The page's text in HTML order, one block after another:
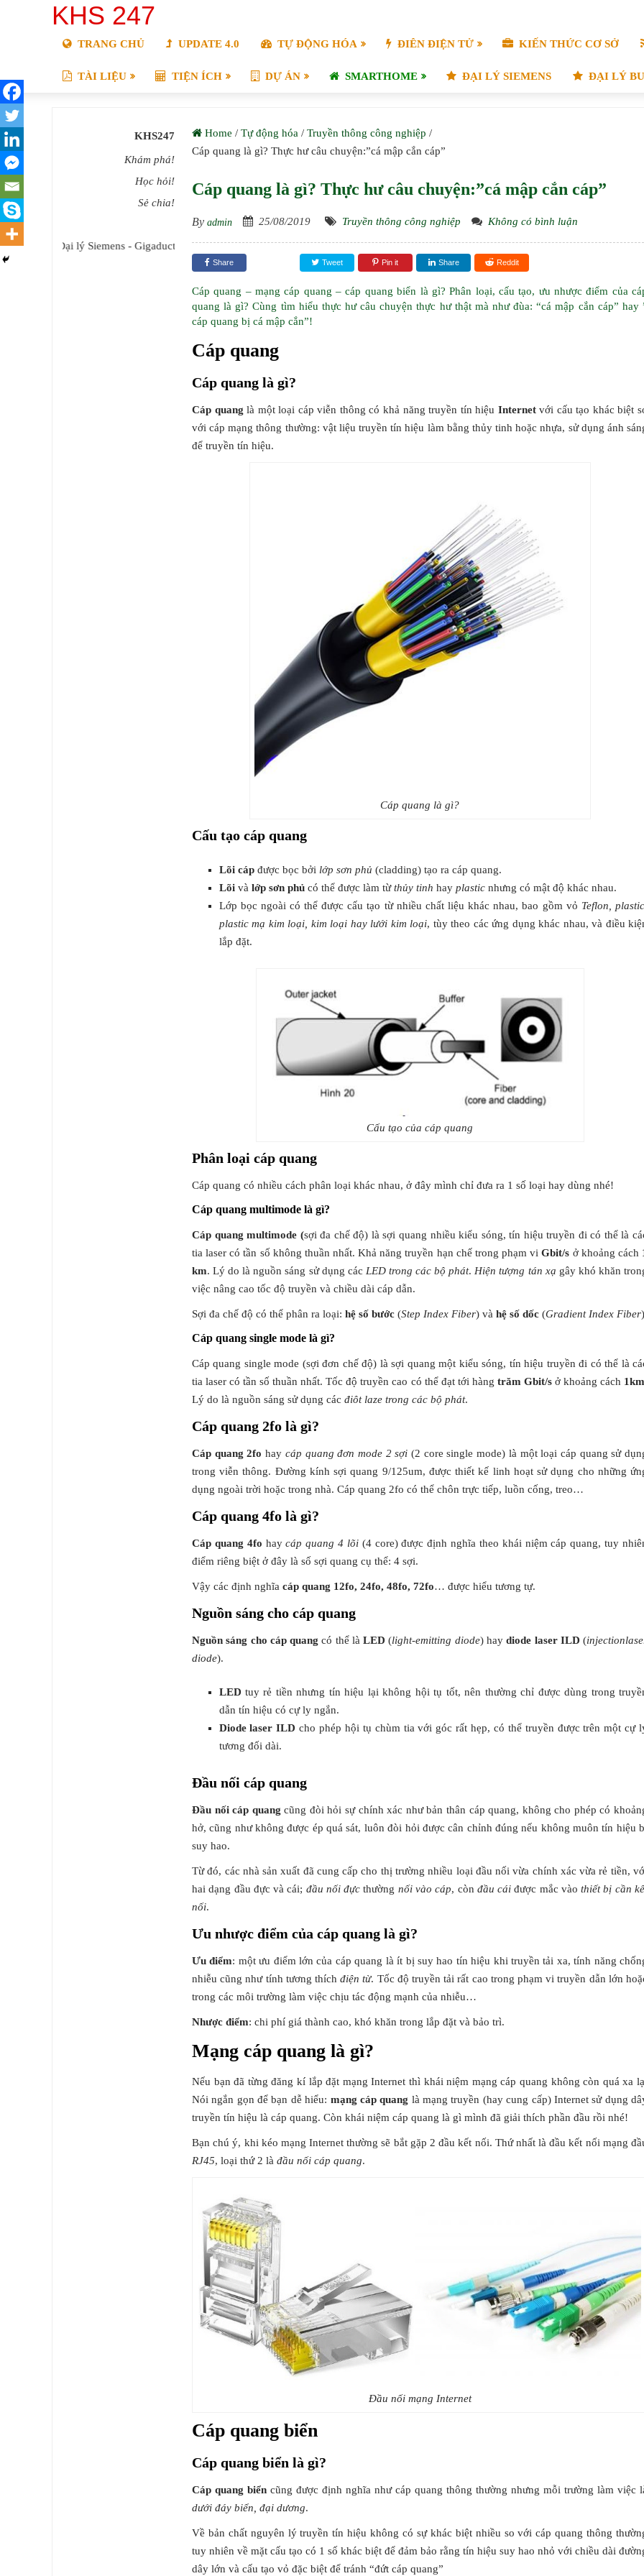
KHS 247
TRANG CHỦ UPDATE 4.0 TỰ ĐỘNG HÓA ĐIÊN ĐIỆN TỬ KIẾN THỨC CƠ SỞ
TÀI LIỆU TIỆN ÍCH DỰ ÁN SMARTHOME ĐẠI LÝ SIEMENS ĐẠI LÝ
KHS247
Khám phá!
Học hỏi!
Sẻ chia!
Đại lý Siemens - Gigaduct
Home / Tự động hóa / Truyền thông công nghiệp /
Cáp quang là gì? Thực hư câu chuyện:”cá mập cắn cáp”
Cáp quang là gì? Thực hư câu chuyện:”cá mập cắn cáp”
By admin 25/08/2019 Truyền thông công nghiệp Không có bình luận
Share Tweet Pin it Share Reddit
Cáp quang – mạng cáp quang – cáp quang biển là gì? Phân loại, cấu tạo, ưu nhược điểm của
quang là gì? Cùng tìm hiểu thực hư câu chuyện thực hư thật mà như đùa: “cá mập cắn cáp” hay
cáp quang bị cá mập cắn”!
Cáp quang
Cáp quang là gì?
Cáp quang là một loại cáp viễn thông có khả năng truyền tín hiệu Internetvới cấu tạo khác biệt
với cáp mạng thông thường: vật liệu truyền tín hiệu làm bằng thủy tinh hoặc nhựa, sử dụng ánh
để truyền tín hiệu.
Cáp quang là gì?
Cấu tạo cáp quang
Lõi cápđược bọc bởi lớp sơn phủ (cladding) tạo ra cáp quang.
Lõivà lớp sơn phủcó thể được làm từthủy tinh hay plasticnhưng có mật độ khác nhau.
Lớp bọc ngoài có thể được cấu tạo từ nhiều chất liệu khác nhau, bao gồm vỏ Teflon,
plastic mạ kim loại, kim loại hay lưới kim loại, tùy theo các ứng dụng khác nhau, và điều
lắp đặt.
Cấu tạo của cáp quang
Phân loại cáp quang
Cáp quang có nhiều cách phân loại khác nhau, ở đây mình chỉ đưa ra 1 số loại hay dùng nhé!
Cáp quang multimode là gì?
Cáp quang multimode (sợi đa chế độ) là sợi quang nhiều kiểu sóng, tín hiệu truyền đi có thể là
tia laser có tần số không thuần nhất. Khả năng truyền hạn chế trong phạm viGbit/s ở khoảng cách
km. Lý do là nguồn sáng sử dụng các LED trong các bộ phát. Hiện tượng tán xạ gây khó khăn
việc nâng cao tốc độ truyền và chiều dài cáp dẫn.
Sợi đa chế độ có thể phân ra loại: hệ số bước (Step Index Fiber) và hệ số dốc (Gradient Index Fiber)
Cáp quang single mode là gì?
Cáp quang single mode (sợi đơn chế độ) là sợi quang một kiểu sóng, tín hiệu truyền đi có thể là
tia laser có tần số thuần nhất. Tốc độ truyền cao có thể đạt tới hàng trăm Gbit/sở khoảng cách
Lý do là nguồn sáng sử dụng các điôt laze trong các bộ phát.
Cáp quang 2fo là gì?
Cáp quang 2fo hay cáp quang đơn mode 2 sợi (2 core single mode) là một loại cáp quang sử
trong viễn thông. Đường kính sợi quang 9/125um, được thiết kế linh hoạt sử dụng cho những
dụng ngoài trời hoặc trong nhà. Cáp quang 2fo có thể chôn trực tiếp, luồn cống, treo…
Cáp quang 4fo là gì?
Cáp quang 4fo haycáp quang 4 lõi(4 core) được định nghĩa theo khái niệm cáp quang, tuy
điểm riêng biệt ở đây là số sợi quang cụ thể: 4 sợi.
Vậy các định nghĩa cáp quang 12fo, 24fo, 48fo, 72fo… được hiểu tương tự.
Nguồn sáng cho cáp quang
Nguồn sáng cho cáp quangcó thể làLED (light-emitting diode) haydiode laser ILD (
diode).
LED tuy rẻ tiền nhưng tín hiệu lại không hội tụ tốt, nên thường chỉ được dùng trong
dẫn tín hiệu có cự ly ngắn.
Diode laser ILD cho phép hội tụ chùm tia với góc rất hẹp, có thể truyền được trên một cự
tương đối dài.
Đầu nối cáp quang
Đầu nối cáp quang cũng đòi hỏi sự chính xác như bản thân cáp quang, không cho phép có
hở, cũng như không được ép quá sát, luôn đòi hỏi được cân chỉnh đúng nếu không muôn tín hiệu
suy hao.
Từ đó, các nhà sản xuất đã cung cấp cho thị trường nhiều loại đầu nối vừa chính xác vừa rẻ tiền,
hai dạng đầu đực và cái; đầu nối đực thường nối vào cáp, còn đầu cái được mắc vàothiết bị cần
nối.
Ưu nhược điểm của cáp quang là gì?
Ưu điểm: một ưu điểm lớn của cáp quang là ít bị suy hao tín hiệu khi truyền tải xa, tính năng
nhiễu cũng như tính tương thíchđiện từ. Tốc độ truyền tải rất cao trong phạm vi truyền dẫn lớn
trong các môi trường làm việc chịu tác động mạnh của nhiễu…
Nhược điểm: chi phí giá thành cao, khó khăn trong lắp đặt và bảo trì.
Mạng cáp quang là gì?
Nếu bạn đã từng đăng kí lắp đặt mạng Internet thì khái niệm mạng cáp quang không còn quá xa
Nói ngắn gọn để bạn dễ hiểu: mạng cáp quang là mạng truyền (hay cung cấp) Internet sử dụng
truyền tín hiệu là cáp quang. Còn khái niệm cáp quang là gì mình đã giải thích phần đầu rồi nhé!
Bạn chú ý, khi kéo mạng Internet thường sẽ bắt gặp 2 đầu kết nối. Thứ nhất là đầu kết nối mạng
RJ45, loại thứ 2 là đầu nối cáp quang.
Đầu nối mạng Internet
Cáp quang biển
Cáp quang biển là gì?
Cáp quang biển cũng được định nghĩa như cáp quang thông thường nhưng mỗi trường làm việc
dưới đáy biển, đại dương.
Về bản chất nguyên lý truyền tín hiệu không có sự khác biệt nhiều so với cáp quang thông
tuy nhiên về mặt cấu tạo có 1 số khác biệt để đảm bảo rằng tín hiệu suy hao nhỏ với chiều dài
dây lớn và cấu tạo vỏ đặc biệt để tránh “đứt cáp quang”
Giải Pháp Truyền Tải Điện Hiện Đại ACB 3WA Siemens